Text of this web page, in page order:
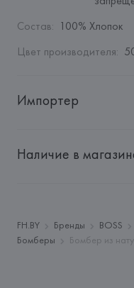
Состав: 100% Хлопок
Цвет производителя:
Импортер
"Авикойл Интернешнл"
Адрес:
ГЕРМАНИЯ,
72555 Metzingen,
Наличие в
FH.BY Бренды BOSS
Бомберы
Бомбер из